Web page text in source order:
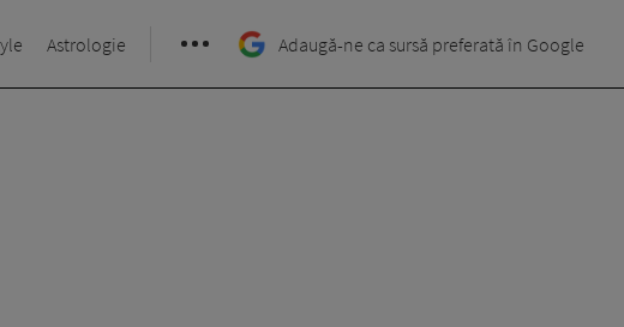
Astrologie Adaugă-ne ca sursă preferată în Google